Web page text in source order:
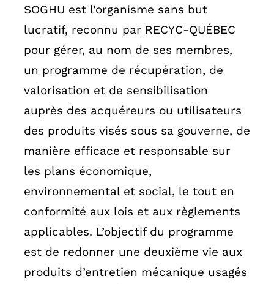
SOGHU est l’organisme sans but
lucratif, reconnu par RECYC-QUÉBEC
pour gérer, au nom de ses membres,
un programme de récupération, de
valorisation et de sensibilisation
auprès des acquéreurs ou utilisateurs
des produits visés sous sa gouverne, de
manière efficace et responsable sur
les plans économique,
environnemental et social, le tout en
conformité aux lois et aux règlements
applicables. L’objectif du programme
est de redonner une deuxième vie aux
produits d’entretien mécanique usagés